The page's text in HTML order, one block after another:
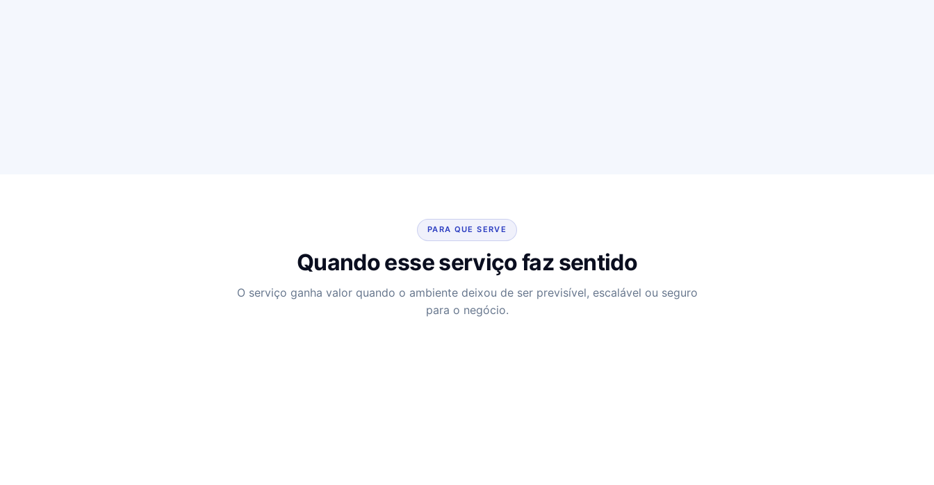
PARA QUE SERVE
Quando esse serviço faz sentido
O serviço ganha valor quando o ambiente deixou de ser previsível, escalável ou seguro
para o negócio.